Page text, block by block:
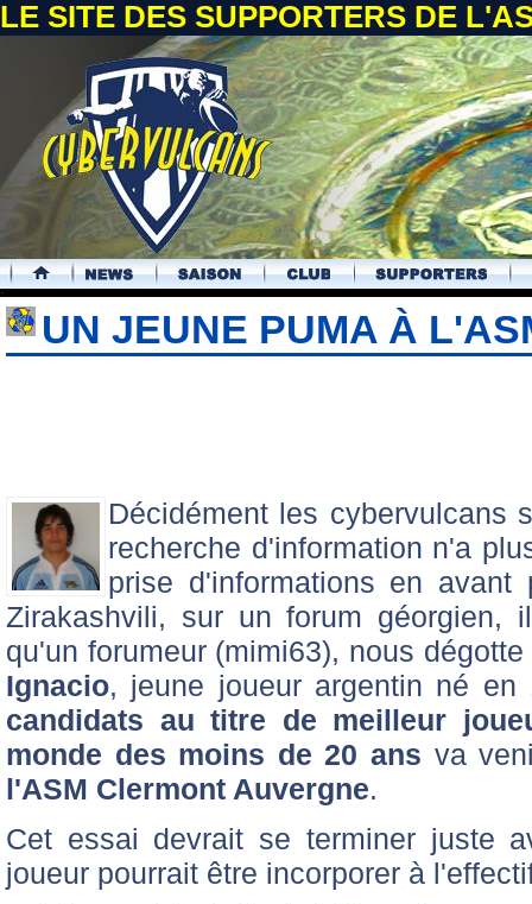
LE SITE DES SUPPORTERS DE
.
UN JEUNE PUMA À
Décidément les cybervulcans
recherche d'information n'a
prise d'informations en
Zirakashvili, sur un forum géorgien,
qu'un forumeur (mimi63), nous
Ignacio, jeune joueur argentin né
candidats au titre de meilleur
monde des moins de 20 ans va
l'ASM Clermont Auvergne.
Cet essai devrait se terminer juste
joueur pourrait être incorporer à